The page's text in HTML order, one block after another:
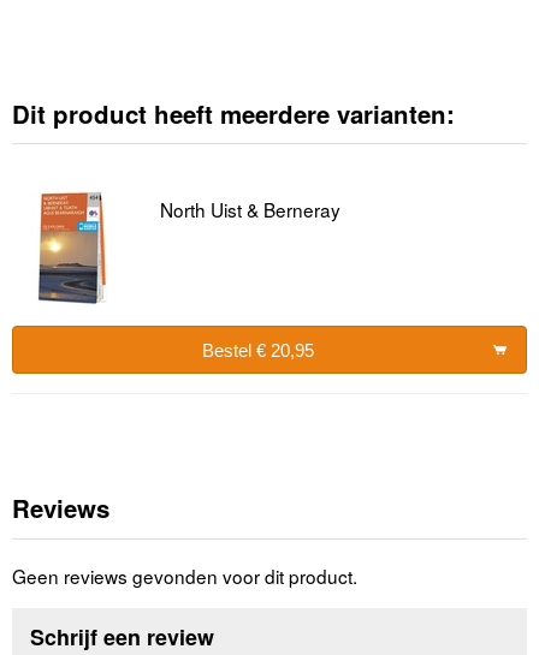
Dit product heeft meerdere varianten:
North Uist & Berneray
Bestel € 20,95
Reviews
Geen reviews gevonden voor dit product.
Schrijf een review